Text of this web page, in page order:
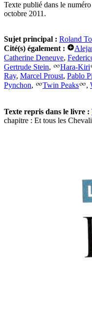
Texte publié dans le
octobre 2011.
Sujet principal : Roland
Cité(s) également :
Catherine Deneuve,
Gertrude Stein, Hara-Kiri
Ray, Marcel Proust, Pablo
Pynchon, Twin Peaks ,
Texte repris dans le livre :
chapitre : Et tous les